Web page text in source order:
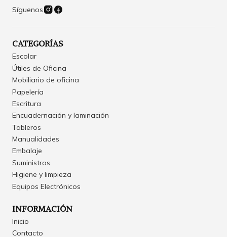
Síguenos
CATEGORÍAS
Escolar
Útiles de Oficina
Mobiliario de oficina
Papelería
Escritura
Encuadernación y laminación
Tableros
Manualidades
Embalaje
Suministros
Higiene y limpieza
Equipos Electrónicos
INFORMACIÓN
Inicio
Contacto